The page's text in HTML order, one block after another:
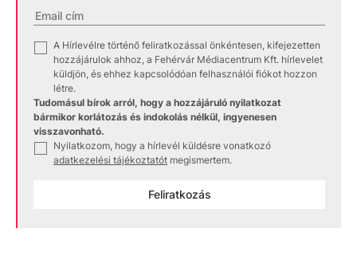
A Hírlevélre történő feliratkozással önkéntesen, kifejezetten
hozzájárulok ahhoz, a Fehérvár Médiacentrum Kft. hírlevelet
küldjön, és ehhez kapcsolódóan felhasználói fiókot hozzon
létre.
Tudomásul bírok arról, hogy a hozzájáruló nyilatkozat
bármikor korlátozás és indokolás nélkül, ingyenesen
visszavonható.
Nyilatkozom, hogy a hírlevél küldésre vonatkozó
adatkezelési tájékoztatót megismertem.
Feliratkozás